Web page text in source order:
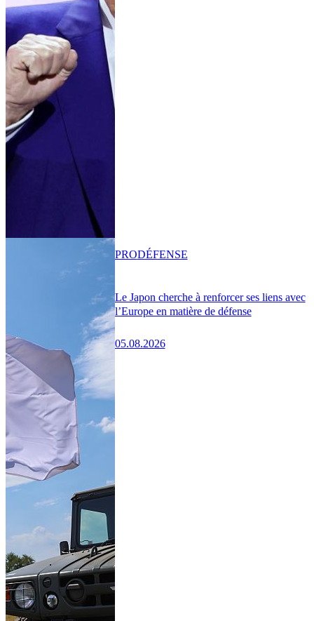
Le Japon cherche à renforcer ses liens avec
l’Europe en matière de défense
05.08.2026
PRODÉFENSE